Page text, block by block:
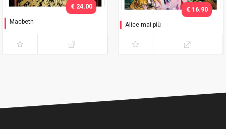
Macbeth
€ 24.00
Alice mai più
€ 16.90